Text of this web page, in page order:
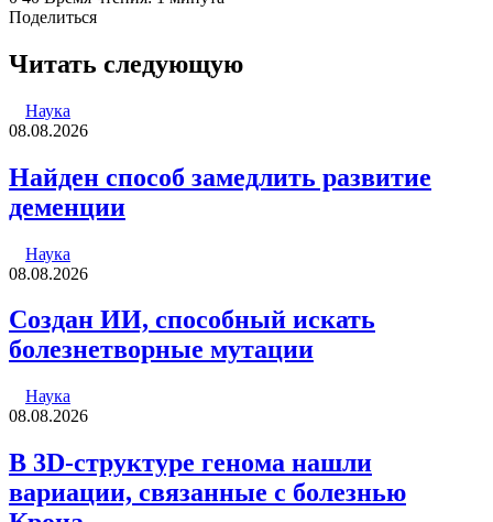
Поделиться
через
электронную
Читать следующую
Наука
08.08.2026
Найден способ замедлить развитие
деменции
Наука
08.08.2026
Создан ИИ, способный искать
болезнетворные мутации
Наука
08.08.2026
В 3D-структуре генома нашли
вариации, связанные с болезнью